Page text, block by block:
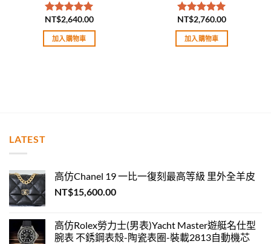
評分5.00
滿分 5
NT$2,640.00
加入購物車
評分5.00
滿分 5
NT$2,760.00
加入購物車
LATEST
高仿Chanel 19 一比一復刻最高等級 里外全羊皮
NT$15,600.00
高仿Rolex勞力士(男表)Yacht Master遊艇名仕型
腕表 不銹鋼表殼-陶瓷表圈-裝載2813自動機芯